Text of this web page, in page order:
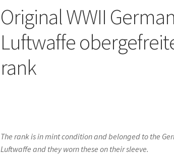
Original WWII German
Luftwaffe
rank
The rank is in mint condition and belonged to the
Luftwaffe and they worn these on their sleeve.